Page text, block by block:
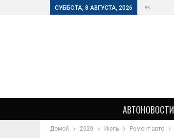
СУББОТА, 8 АВГУСТА, 2026 vk
АВТОНОВОСТИ
Домой 2020 Июль Ремонт авто